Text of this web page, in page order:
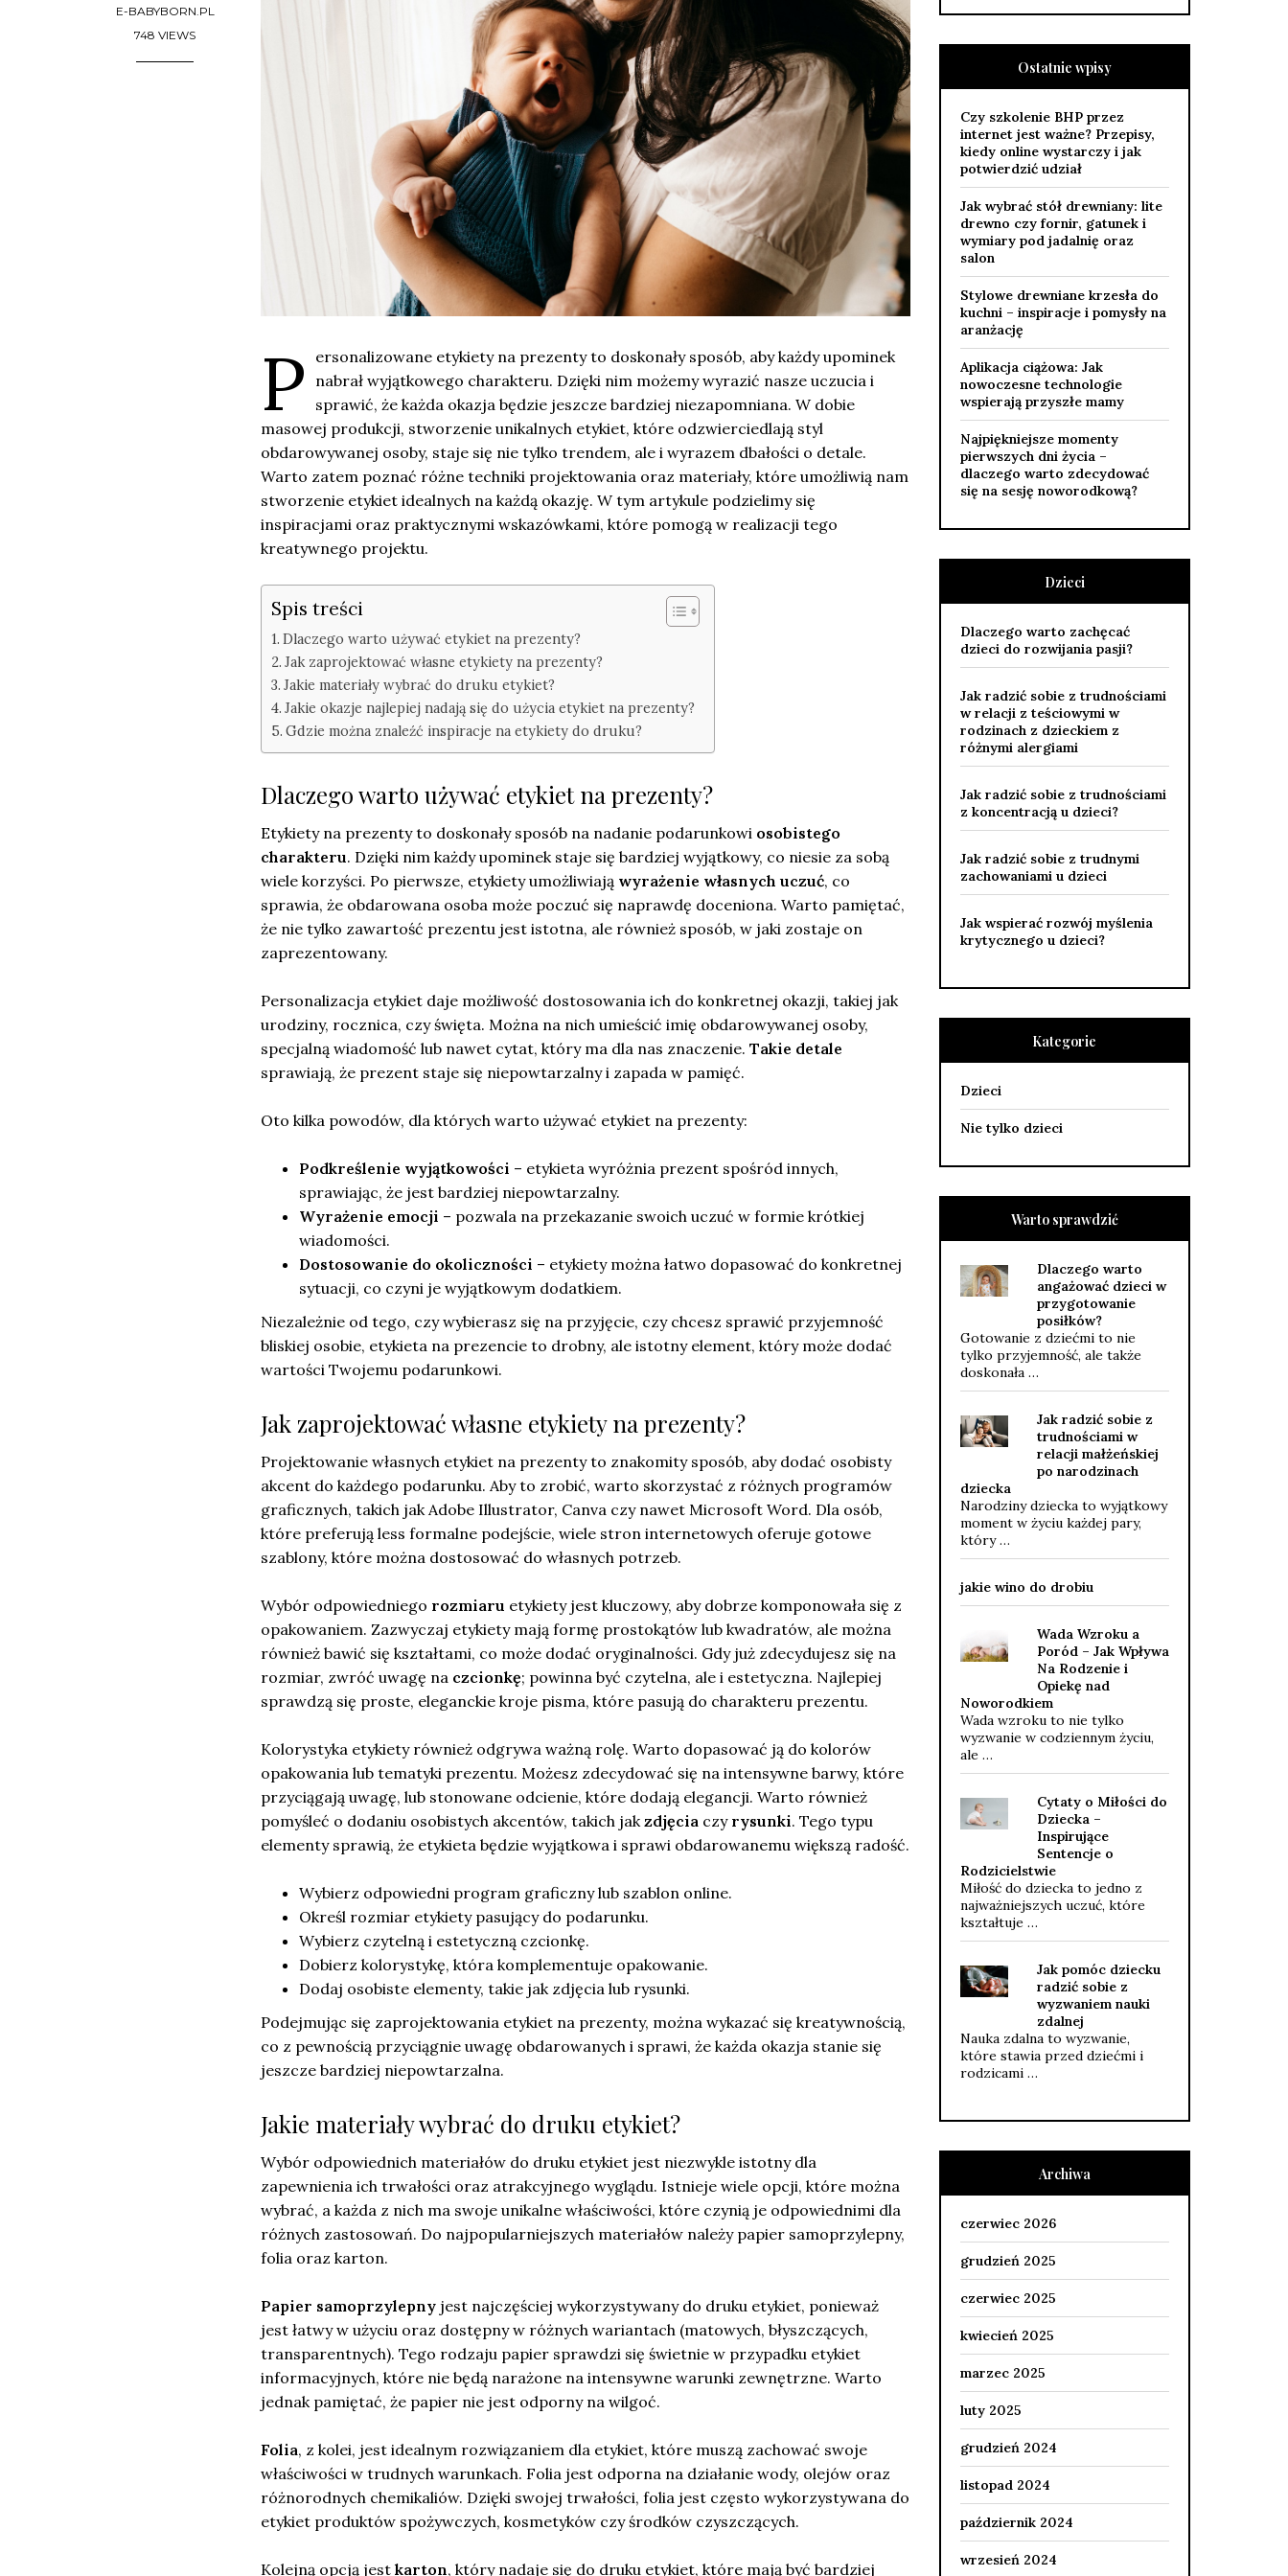
E-BABYBORN.PL
748 VIEWS
P
ersonalizowane etykiety na prezenty to doskonały sposób, aby każdy upominek
nabrał wyjątkowego charakteru. Dzięki nim możemy wyrazić nasze uczucia i
sprawić, że każda okazja będzie jeszcze bardziej niezapomniana. W dobie
masowej produkcji, stworzenie unikalnych etykiet, które odzwierciedlają styl
obdarowywanej osoby, staje się nie tylko trendem, ale i wyrazem dbałości o detale.
Warto zatem poznać różne techniki projektowania oraz materiały, które umożliwią nam
stworzenie etykiet idealnych na każdą okazję. W tym artykule podzielimy się
inspiracjami oraz praktycznymi wskazówkami, które pomogą w realizacji tego
kreatywnego projektu.
Spis treści
Dlaczego warto używać etykiet na prezenty?
Jak zaprojektować własne etykiety na prezenty?
Jakie materiały wybrać do druku etykiet?
Jakie okazje najlepiej nadają się do użycia etykiet na prezenty?
Gdzie można znaleźć inspiracje na etykiety do druku?
Dlaczego warto używać etykiet na prezenty?
Etykiety na prezenty to doskonały sposób na nadanie podarunkowi osobistego
charakteru. Dzięki nim każdy upominek staje się bardziej wyjątkowy, co niesie za sobą
wiele korzyści. Po pierwsze, etykiety umożliwiają wyrażenie własnych uczuć, co
sprawia, że obdarowana osoba może poczuć się naprawdę doceniona. Warto pamiętać,
że nie tylko zawartość prezentu jest istotna, ale również sposób, w jaki zostaje on
zaprezentowany.
Personalizacja etykiet daje możliwość dostosowania ich do konkretnej okazji, takiej jak
urodziny, rocznica, czy święta. Można na nich umieścić imię obdarowywanej osoby,
specjalną wiadomość lub nawet cytat, który ma dla nas znaczenie. Takie detale
sprawiają, że prezent staje się niepowtarzalny i zapada w pamięć.
Oto kilka powodów, dla których warto używać etykiet na prezenty:
Podkreślenie wyjątkowości – etykieta wyróżnia prezent spośród innych,
sprawiając, że jest bardziej niepowtarzalny.
Wyrażenie emocji – pozwala na przekazanie swoich uczuć w formie krótkiej
wiadomości.
Dostosowanie do okoliczności – etykiety można łatwo dopasować do konkretnej
sytuacji, co czyni je wyjątkowym dodatkiem.
Niezależnie od tego, czy wybierasz się na przyjęcie, czy chcesz sprawić przyjemność
bliskiej osobie, etykieta na prezencie to drobny, ale istotny element, który może dodać
wartości Twojemu podarunkowi.
Jak zaprojektować własne etykiety na prezenty?
Projektowanie własnych etykiet na prezenty to znakomity sposób, aby dodać osobisty
akcent do każdego podarunku. Aby to zrobić, warto skorzystać z różnych programów
graficznych, takich jak Adobe Illustrator, Canva czy nawet Microsoft Word. Dla osób,
które preferują less formalne podejście, wiele stron internetowych oferuje gotowe
szablony, które można dostosować do własnych potrzeb.
Wybór odpowiedniego rozmiaru etykiety jest kluczowy, aby dobrze komponowała się z
opakowaniem. Zazwyczaj etykiety mają formę prostokątów lub kwadratów, ale można
również bawić się kształtami, co może dodać oryginalności. Gdy już zdecydujesz się na
rozmiar, zwróć uwagę na czcionkę; powinna być czytelna, ale i estetyczna. Najlepiej
sprawdzą się proste, eleganckie kroje pisma, które pasują do charakteru prezentu.
Kolorystyka etykiety również odgrywa ważną rolę. Warto dopasować ją do kolorów
opakowania lub tematyki prezentu. Możesz zdecydować się na intensywne barwy, które
przyciągają uwagę, lub stonowane odcienie, które dodają elegancji. Warto również
pomyśleć o dodaniu osobistych akcentów, takich jak zdjęcia czy rysunki. Tego typu
elementy sprawią, że etykieta będzie wyjątkowa i sprawi obdarowanemu większą radość.
Wybierz odpowiedni program graficzny lub szablon online.
Określ rozmiar etykiety pasujący do podarunku.
Wybierz czytelną i estetyczną czcionkę.
Dobierz kolorystykę, która komplementuje opakowanie.
Dodaj osobiste elementy, takie jak zdjęcia lub rysunki.
Podejmując się zaprojektowania etykiet na prezenty, można wykazać się kreatywnością,
co z pewnością przyciągnie uwagę obdarowanych i sprawi, że każda okazja stanie się
jeszcze bardziej niepowtarzalna.
Jakie materiały wybrać do druku etykiet?
Wybór odpowiednich materiałów do druku etykiet jest niezwykle istotny dla
zapewnienia ich trwałości oraz atrakcyjnego wyglądu. Istnieje wiele opcji, które można
wybrać, a każda z nich ma swoje unikalne właściwości, które czynią je odpowiednimi dla
różnych zastosowań. Do najpopularniejszych materiałów należy papier samoprzylepny,
folia oraz karton.
Papier samoprzylepny jest najczęściej wykorzystywany do druku etykiet, ponieważ
jest łatwy w użyciu oraz dostępny w różnych wariantach (matowych, błyszczących,
transparentnych). Tego rodzaju papier sprawdzi się świetnie w przypadku etykiet
informacyjnych, które nie będą narażone na intensywne warunki zewnętrzne. Warto
jednak pamiętać, że papier nie jest odporny na wilgoć.
Folia, z kolei, jest idealnym rozwiązaniem dla etykiet, które muszą zachować swoje
właściwości w trudnych warunkach. Folia jest odporna na działanie wody, olejów oraz
różnorodnych chemikaliów. Dzięki swojej trwałości, folia jest często wykorzystywana do
etykiet produktów spożywczych, kosmetyków czy środków czyszczących.
Kolejną opcją jest karton, który nadaje się do druku etykiet, które mają być bardziej
Ostatnie wpisy
Czy szkolenie BHP przez
internet jest ważne? Przepisy,
kiedy online wystarczy i jak
potwierdzić udział
Jak wybrać stół drewniany: lite
drewno czy fornir, gatunek i
wymiary pod jadalnię oraz
salon
Stylowe drewniane krzesła do
kuchni – inspiracje i pomysły na
aranżację
Aplikacja ciążowa: Jak
nowoczesne technologie
wspierają przyszłe mamy
Najpiękniejsze momenty
pierwszych dni życia –
dlaczego warto zdecydować
się na sesję noworodkową?
Dzieci
Dlaczego warto zachęcać
dzieci do rozwijania pasji?
Jak radzić sobie z trudnościami
w relacji z teściowymi w
rodzinach z dzieckiem z
różnymi alergiami
Jak radzić sobie z trudnościami
z koncentracją u dzieci?
Jak radzić sobie z trudnymi
zachowaniami u dzieci
Jak wspierać rozwój myślenia
krytycznego u dzieci?
Kategorie
Dzieci
Nie tylko dzieci
Warto sprawdzić
Dlaczego warto
angażować dzieci w
przygotowanie
posiłków?
Gotowanie z dziećmi to nie
tylko przyjemność, ale także
doskonała …
Jak radzić sobie z
trudnościami w
relacji małżeńskiej
po narodzinach
dziecka
Narodziny dziecka to wyjątkowy
moment w życiu każdej pary,
który …
jakie wino do drobiu
Wada Wzroku a
Poród – Jak Wpływa
Na Rodzenie i
Opiekę nad
Noworodkiem
Wada wzroku to nie tylko
wyzwanie w codziennym życiu,
ale …
Cytaty o Miłości do
Dziecka –
Inspirujące
Sentencje o
Rodzicielstwie
Miłość do dziecka to jedno z
najważniejszych uczuć, które
kształtuje …
Jak pomóc dziecku
radzić sobie z
wyzwaniem nauki
zdalnej
Nauka zdalna to wyzwanie,
które stawia przed dziećmi i
rodzicami …
Archiwa
czerwiec 2026
grudzień 2025
czerwiec 2025
kwiecień 2025
marzec 2025
luty 2025
grudzień 2024
listopad 2024
październik 2024
wrzesień 2024